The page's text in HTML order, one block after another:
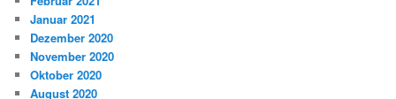
Januar 2021
Dezember 2020
November 2020
Oktober 2020
August 2020